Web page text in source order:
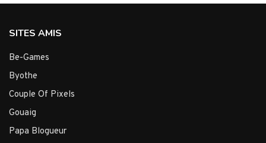
SITES AMIS
Be-Games
Byothe
Couple Of Pixels
Gouaig
Papa Blogueur